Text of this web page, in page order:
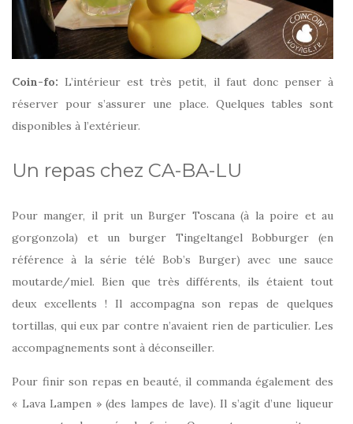
Coin-fo: L’intérieur est très petit, il faut donc penser à
réserver pour s’assurer une place. Quelques tables sont
disponibles à l’extérieur.
Un repas chez CA-BA-LU
Pour manger, il prit un Burger Toscana (à la poire et au
gorgonzola) et un burger Tingeltangel Bobburger (en
référence à la série télé Bob’s Burger) avec une sauce
moutarde/miel. Bien que très différents, ils étaient tout
deux excellents ! Il accompagna son repas de quelques
tortillas, qui eux par contre n’avaient rien de particulier. Les
accompagnements sont à déconseiller.
Pour finir son repas en beauté, il commanda également des
« Lava Lampen » (des lampes de lave). Il s’agit d’une liqueur